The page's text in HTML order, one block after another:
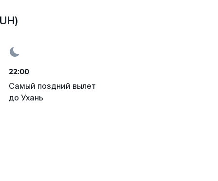
22:00
Самый поздний вылет
до Ухань